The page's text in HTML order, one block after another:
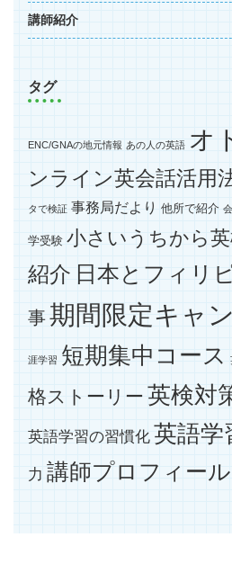
講師紹介
タグ
ENC/GNAの地元情報 あの人の英語 オ
ンライン英会話活用
タで検証 事務局だより 他所で紹介
学受験 小さいうちから
紹介 日本とフィリ
事期間限定キャ
涯学習 短期集中コース
格ストーリー 英検対
英語学習の習慣化 英語学
力 講師プロフィール